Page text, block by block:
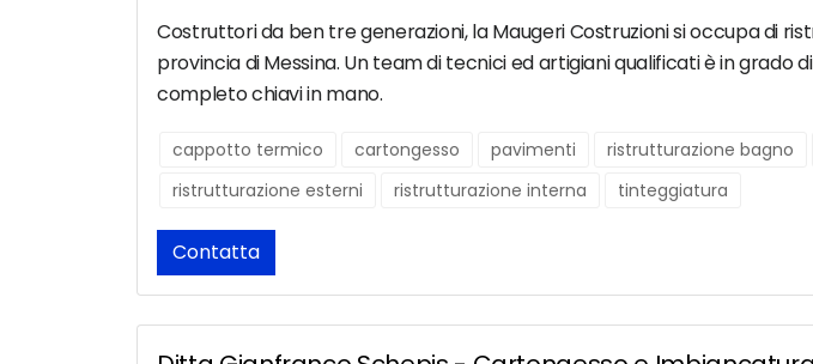
Costruttori da ben tre generazioni, la Maugeri Costruzioni si occupa di
provincia di Messina. Un team di tecnici ed artigiani qualificati è in grado
completo chiavi in mano.
cappotto termico cartongesso pavimenti ristrutturazione bagno
ristrutturazione esterni
ristrutturazione interna tinteggiatura
Contatta